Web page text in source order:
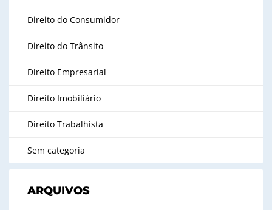
Direito do Consumidor
Direito do Trânsito
Direito Empresarial
Direito Imobiliário
Direito Trabalhista
Sem categoria
ARQUIVOS